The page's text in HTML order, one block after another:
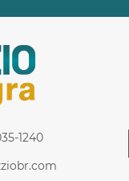
1240